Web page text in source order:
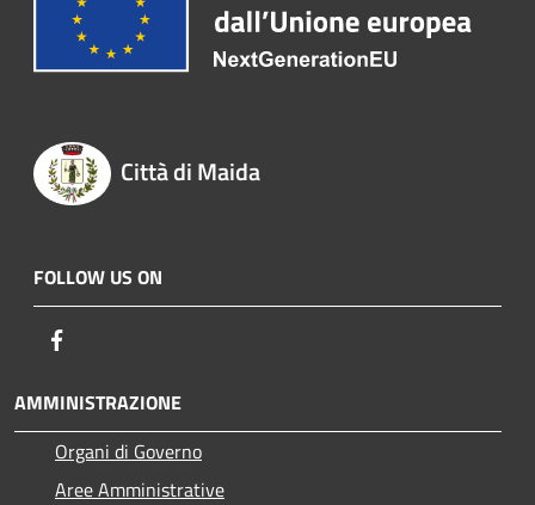
Città di Maida
FOLLOW US ON
AMMINISTRAZIONE
Organi di Governo
Aree Amministrative